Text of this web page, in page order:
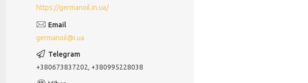
https://germanoil.in.ua/
germanoil@i.ua
+380673837202, +380995228038